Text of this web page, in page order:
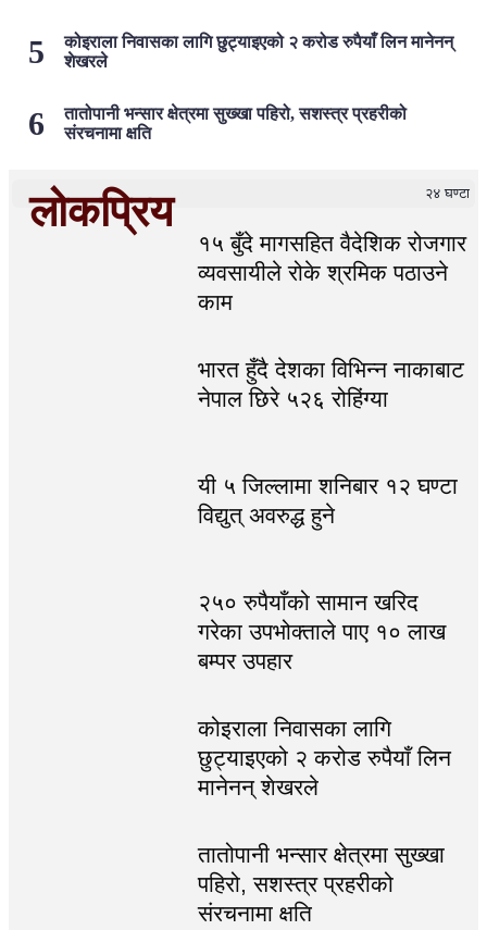
कोइराला निवासका लागि छुट्याइएको २ करोड रुपैयाँ लिन मानेनन्
शेखरले
तातोपानी भन्सार क्षेत्रमा सुख्खा पहिरो, सशस्त्र प्रहरीको
संरचनामा क्षति
लोकप्रिय २४ घण्टा
१५ बुँदे मागसहित वैदेशिक रोजगार
व्यवसायीले रोके श्रमिक पठाउने
काम
भारत हुँदै देशका विभिन्न नाकाबाट
नेपाल छिरे ५२६ रोहिंग्या
यी ५ जिल्लामा शनिबार १२ घण्टा
विद्युत् अवरुद्ध हुने
२५० रुपैयाँको सामान खरिद
गरेका उपभोक्ताले पाए १० लाख
बम्पर उपहार
कोइराला निवासका लागि
छुट्याइएको २ करोड रुपैयाँ लिन
मानेनन् शेखरले
तातोपानी भन्सार क्षेत्रमा सुख्खा
पहिरो, सशस्त्र प्रहरीको
संरचनामा क्षति